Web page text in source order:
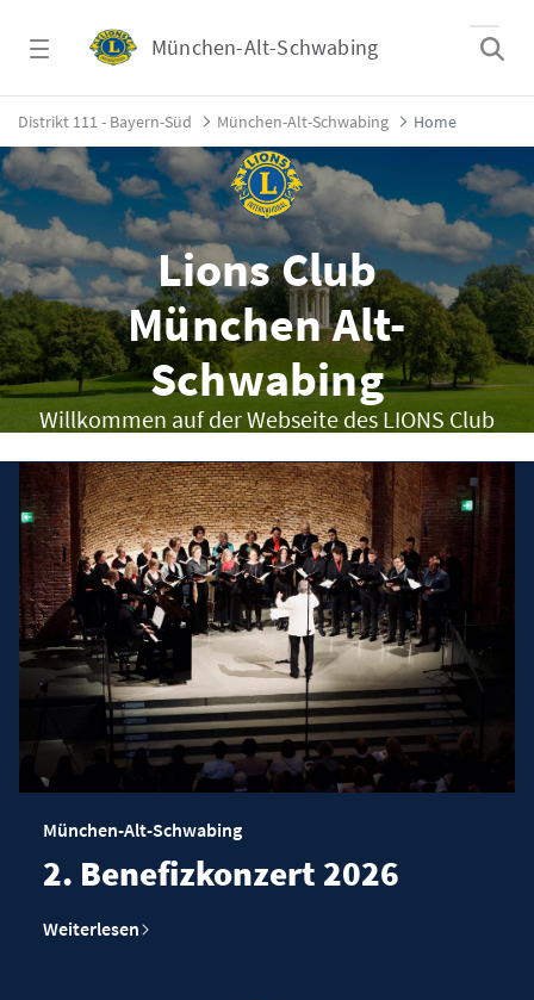
München-Alt-Schwabing
Home - München-Alt-Schwabing
Distrikt 111 - Bayern-Süd München-Alt-Schwabing Home
Lions Club
München Alt-
Schwabing
Willkommen auf der Webseite des LIONS Club
Alt-Schwabing
2026